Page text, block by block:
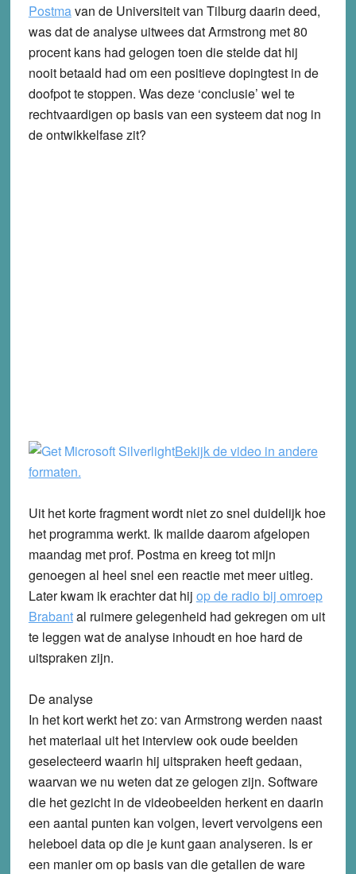
Postmavan de Universiteit van Tilburg daarin deed,
was dat de analyse uitwees dat Armstrong met 80
procent kans had gelogen toen die stelde dat hij
nooit betaald had om een positieve dopingtest in de
doofpot te stoppen. Was deze ‘conclusie’ wel te
rechtvaardigen op basis van een systeem dat nog in
de ontwikkelfase zit?
Bekijk de video in andere
formaten.
Uit het korte fragment wordt niet zo snel duidelijk hoe
het programma werkt. Ik mailde daarom afgelopen
maandag met prof. Postma en kreeg tot mijn
genoegen al heel snel een reactie met meer uitleg.
Later kwam ik erachter dat hij op de radio bij omroep
Brabantal ruimere gelegenheid had gekregen om uit
te leggen wat de analyse inhoudt en hoe hard de
uitspraken zijn.
De analyse
In het kort werkt het zo: van Armstrong werden naast
het materiaal uit het interview ook oude beelden
geselecteerd waarin hij uitspraken heeft gedaan,
waarvan we nu weten dat ze gelogen zijn. Software
die het gezicht in de videobeelden herkent en daarin
een aantal punten kan volgen, levert vervolgens een
heleboel data op die je kunt gaan analyseren. Is er
een manier om op basis van die getallen de ware